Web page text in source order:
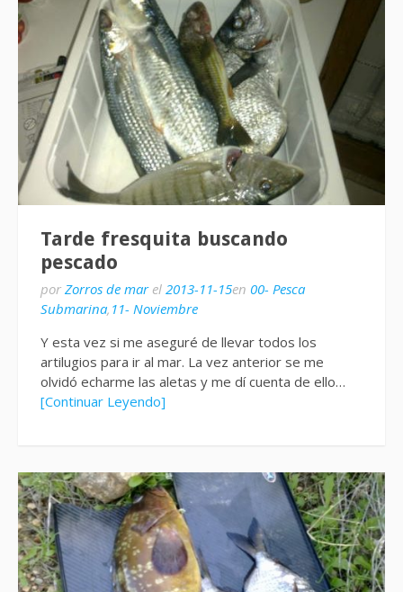
Tarde fresquita buscando
pescado
por Zorros de marel 2013-11-15en 00- Pesca
Submarina, 11- Noviembre
Y esta vez si me aseguré de llevar todos los
artilugios para ir al mar. La vez anterior se me
olvidó echarme las aletas y me dí cuenta de ello…
[Continuar Leyendo]